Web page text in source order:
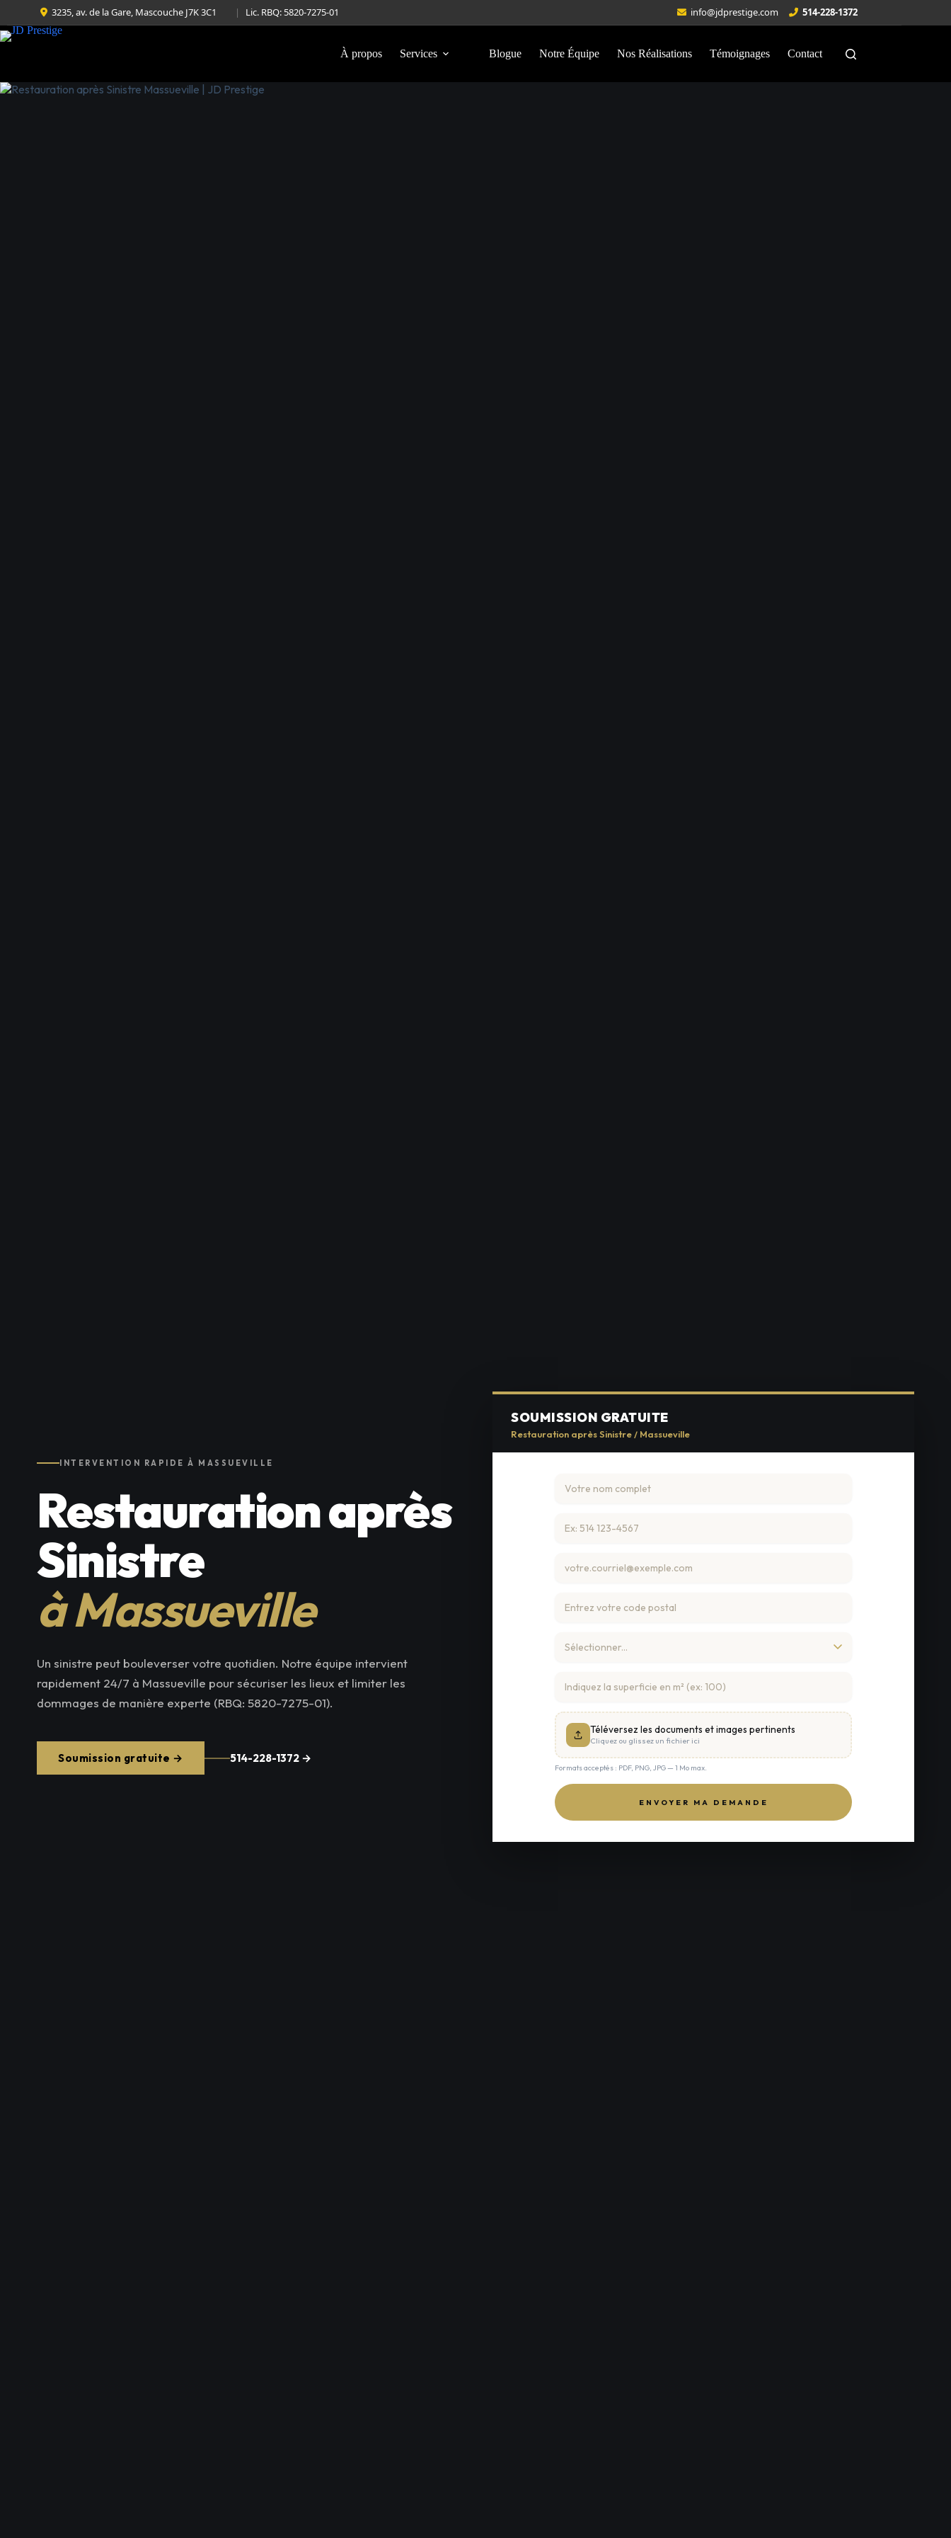
3235, av. de la Gare, Mascouche J7K 3C1 | Lic. RBQ: 5820-7275-01 info@jdprestige.com 514-228-1372
À propos Services Blogue Notre Équipe Nos Réalisations Témoignages Contact
INTERVENTION RAPIDE À MASSUEVILLE
Restauration après
Sinistre
à Massueville
Un sinistre peut bouleverser votre quotidien. Notre équipe intervient
rapidement 24/7 à Massueville pour sécuriser les lieux et limiter les
dommages de manière experte (RBQ: 5820-7275-01).
Soumission gratuite → 514-228-1372 →
SOUMISSION GRATUITE
Restauration après Sinistre / Massueville
Téléversez les documents et images pertinents
Cliquez ou glissez un fichier ici
Formats acceptés : PDF, PNG, JPG — 1 Mo max.
ENVOYER MA DEMANDE